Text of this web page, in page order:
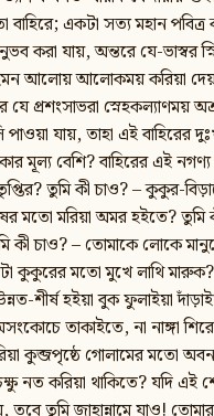
বাহিরে; একটা সত্য মহান পবিত্র
করা যায়, অন্তরে যে-ভাস্বর
আলোয় আলোকময় করিয়া
প্রশংসাভরা স্নেহকল্যাণময়
পাওয়া যায়, তাহা এই বাহিরের
মূল্য বেশি? বাহিরের এই
তৃপ্তির? তুমি কী চাও? – কুকুর-
মতো মরিয়া অমর হইতে?
কী চাও? – তোমাকে লোকে
কুকুরের মতো মুখে লাথি
শীর্ষ হইয়া বুক ফুলাইয়া
তাকাইতে, না নাঙ্গা শিরে
কুব্জপৃষ্ঠে গোলামের মতো
নত করিয়া থাকিতে? যদি এই